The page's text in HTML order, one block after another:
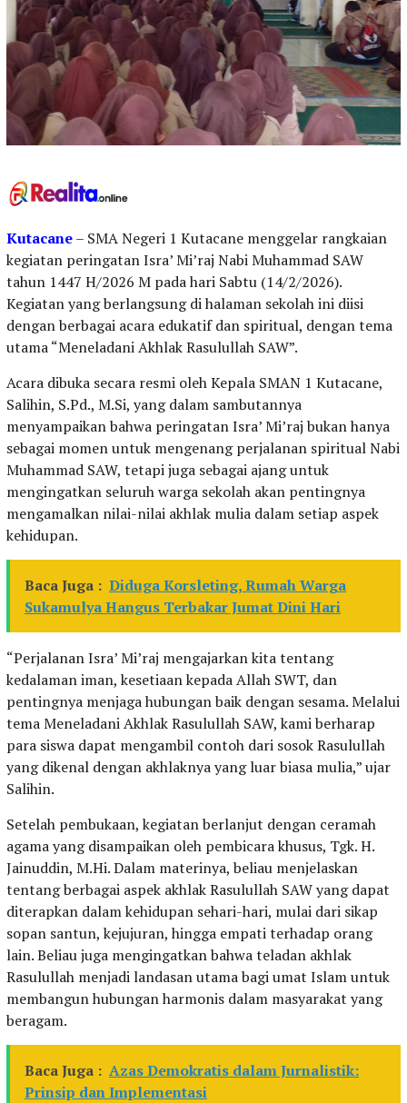
Kutacane– SMA Negeri 1 Kutacane menggelar rangkaian
kegiatan peringatan Isra’ Mi’raj Nabi Muhammad SAW
tahun 1447 H/2026 M pada hari Sabtu (14/2/2026).
Kegiatan yang berlangsung di halaman sekolah ini diisi
dengan berbagai acara edukatif dan spiritual, dengan tema
utama “Meneladani Akhlak Rasulullah SAW”.
Acara dibuka secara resmi oleh Kepala SMAN 1 Kutacane,
Salihin, S.Pd., M.Si, yang dalam sambutannya
menyampaikan bahwa peringatan Isra’ Mi’raj bukan hanya
sebagai momen untuk mengenang perjalanan spiritual Nabi
Muhammad SAW, tetapi juga sebagai ajang untuk
mengingatkan seluruh warga sekolah akan pentingnya
mengamalkan nilai-nilai akhlak mulia dalam setiap aspek
kehidupan.
Baca Juga : Diduga Korsleting, Rumah Warga
Sukamulya Hangus Terbakar Jumat Dini Hari
“Perjalanan Isra’ Mi’raj mengajarkan kita tentang
kedalaman iman, kesetiaan kepada Allah SWT, dan
pentingnya menjaga hubungan baik dengan sesama. Melalui
tema Meneladani Akhlak Rasulullah SAW, kami berharap
para siswa dapat mengambil contoh dari sosok Rasulullah
yang dikenal dengan akhlaknya yang luar biasa mulia,” ujar
Salihin.
Setelah pembukaan, kegiatan berlanjut dengan ceramah
agama yang disampaikan oleh pembicara khusus, Tgk. H.
Jainuddin, M.Hi. Dalam materinya, beliau menjelaskan
tentang berbagai aspek akhlak Rasulullah SAW yang dapat
diterapkan dalam kehidupan sehari-hari, mulai dari sikap
sopan santun, kejujuran, hingga empati terhadap orang
lain. Beliau juga mengingatkan bahwa teladan akhlak
Rasulullah menjadi landasan utama bagi umat Islam untuk
membangun hubungan harmonis dalam masyarakat yang
beragam.
Baca Juga : Azas Demokratis dalam Jurnalistik:
Prinsip dan Implementasi